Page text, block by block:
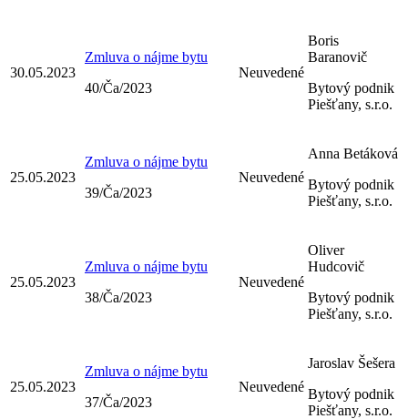
30.05.2023
Zmluva o nájme bytu
40/Ča/2023
Neuvedené
Boris
Baranovič
Bytový podnik
Piešťany, s.r.o.
25.05.2023
Zmluva o nájme bytu
39/Ča/2023
Neuvedené
Anna Betáková
Bytový podnik
Piešťany, s.r.o.
25.05.2023
Zmluva o nájme bytu
38/Ča/2023
Neuvedené
Oliver
Hudcovič
Bytový podnik
Piešťany, s.r.o.
25.05.2023
Zmluva o nájme bytu
37/Ča/2023
Neuvedené
Jaroslav Šešera
Bytový podnik
Piešťany, s.r.o.